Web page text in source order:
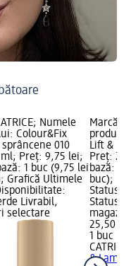
Numele
Colour&Fix
010
Preț: 9,75 lei;
1 buc (9,75 lei
Grafică Ultimele
Livrabil,
selectare
Marcă:
Lift &
Preț:
bază: 1
buc);
Status
Status
25,50 lei
1 buc
CATRICE
&